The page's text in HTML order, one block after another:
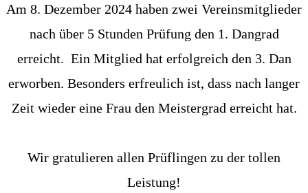
Am 8. Dezember 2024 haben zwei Vereinsmitglieder
nach über 5 Stunden Prüfung den 1. Dangrad
erreicht. Ein Mitglied hat erfolgreich den 3. Dan
erworben. Besonders erfreulich ist, dass nach langer
Zeit wieder eine Frau den Meistergrad erreicht hat.
Wir gratulieren allen Prüflingen zu der tollen
Leistung!